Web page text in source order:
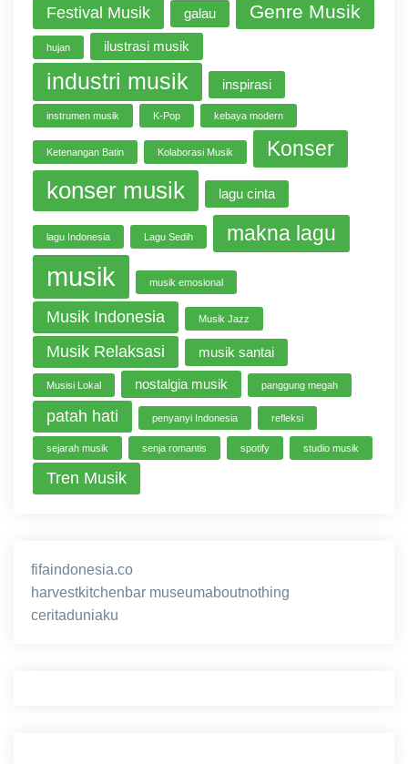
Festival Musik galau Genre Musik
hujan ilustrasi musik
industri musik inspirasi
instrumen musik K-Pop kebaya modern
Ketenangan Batin Kolaborasi Musik Konser
konser musik lagu cinta
lagu Indonesia Lagu Sedih makna lagu
musik musik emosional
Musik Indonesia Musik Jazz
Musik Relaksasi musik santai
Musisi Lokal nostalgia musik panggung megah
patah hati penyanyi Indonesia refleksi
sejarah musik senja romantis spotify studio musik
Tren Musik
fifaindonesia.co
harvestkitchenbar museumaboutnothing
ceritaduniaku